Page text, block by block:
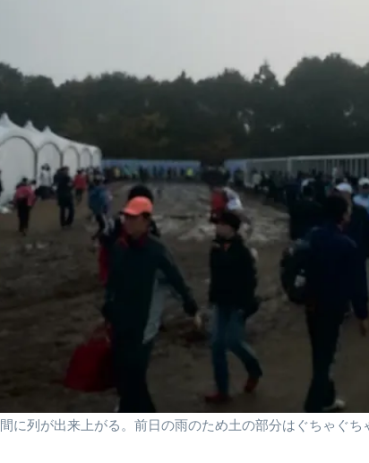
に列が出来上がる。前日の雨のため土の部分はぐちゃぐち